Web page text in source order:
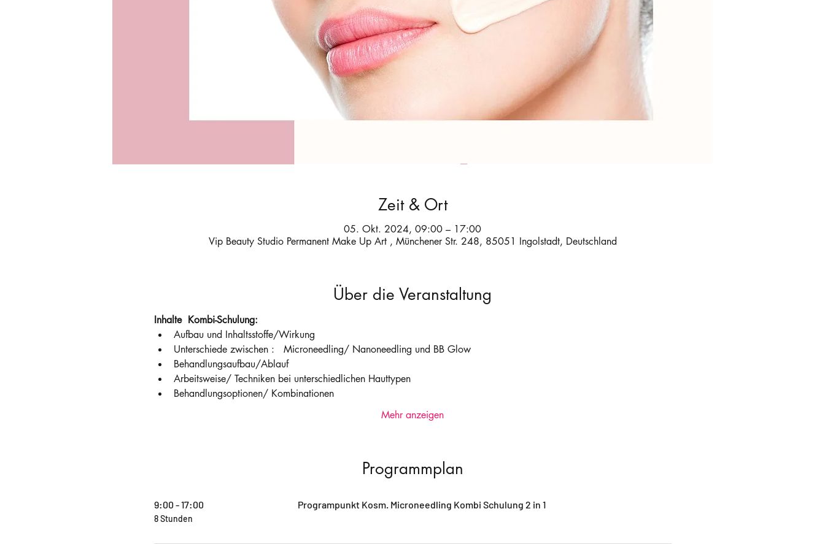
Zeit & Ort
05. Okt. 2024, 09:00 – 17:00
Vip Beauty Studio Permanent Make Up Art , Münchener Str. 248, 85051 Ingolstadt, Deutschland
Über die Veranstaltung
Inhalte  Kombi-Schulung​:
Aufbau und Inhaltsstoffe/Wirkung
Unterschiede zwischen :   Microneedling/ Nanoneedling und BB Glow
Behandlungsaufbau/Ablauf
Arbeitsweise/ Techniken bei unterschiedlichen Hauttypen
Behandlungsoptionen/ Kombinationen
Mehr anzeigen
Programmplan
9:00 - 17:00
8 Stunden
Programpunkt Kosm. Microneedling Kombi Schulung 2 in 1